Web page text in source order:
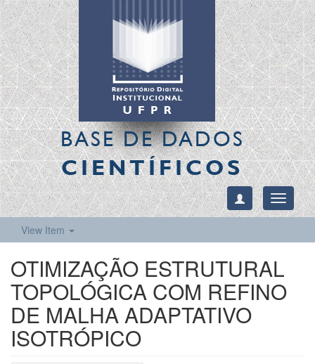
BASE DE DADOS
CIENTÍFICOS
Toggle
View Item
OTIMIZAÇÃO ESTRUTURAL
TOPOLÓGICA COM REFINO
DE MALHA ADAPTATIVO
ISOTRÓPICO